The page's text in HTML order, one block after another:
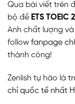
Qua bài viết trên
bộ đề ETS TOEIC
Anh chất lượng
follow fanpage
thành công!
Zenlish tự hào là
chỉ quốc tế nhất